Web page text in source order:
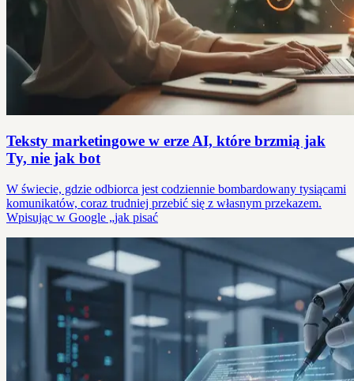
Teksty marketingowe w erze AI, które brzmią jak
Ty, nie jak bot
W świecie, gdzie odbiorca jest codziennie bombardowany tysiącami
komunikatów, coraz trudniej przebić się z własnym przekazem.
Wpisując w Google „jak pisać